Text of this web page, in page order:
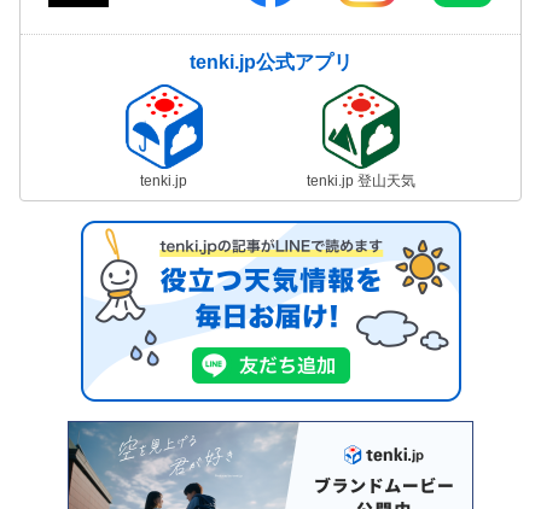
tenki.jp公式アプリ
tenki.jp tenki.jp 登山天気